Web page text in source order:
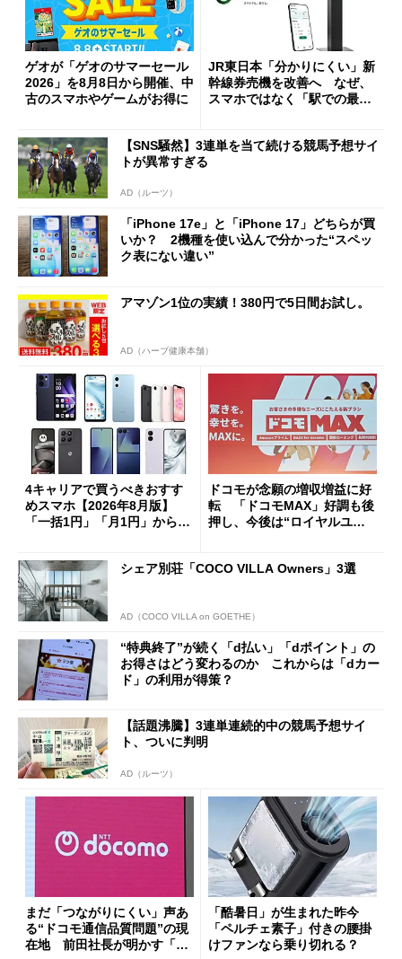
ゲオが「ゲオのサマーセール
2026」を8月8日から開催、中
古のスマホやゲームがお得に
JR東日本「分かりにくい」新
幹線券売機を改善へ なぜ、
スマホではなく「駅での最短
【SNS騒然】3連単を当て続ける競馬予想サイ
トが異常すぎる
AD（ルーツ）
「iPhone 17e」と「iPhone 17」どちらが買
いか？ 2機種を使い込んで分かった“スペッ
ク表にない違い”
アマゾン1位の実績！380円で5日間お試し。
AD（ハーブ健康本舗）
4キャリアで買うべきおすす
めスマホ【2026年8月版】
「一括1円」「月1円」からお
ドコモが念願の増収増益に好
転 「ドコモMAX」好調も後
押し、今後は“ロイヤルユー
シェア別荘「COCO VILLA Owners」3選
AD（COCO VILLA on GOETHE）
“特典終了”が続く「d払い」「dポイント」の
お得さはどう変わるのか これからは「dカー
ド」の利用が得策？
【話題沸騰】3連単連続的中の競馬予想サイ
ト、ついに判明
AD（ルーツ）
まだ「つながりにくい」声あ
る“ドコモ通信品質問題”の現
在地 前田社長が明かす「道
「酷暑日」が生まれた昨今
「ペルチェ素子」付きの腰掛
けファンなら乗り切れる？